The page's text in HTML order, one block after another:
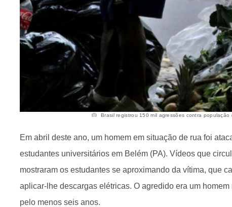
Brasil registrou 150 mil agressões contra
Em abril deste ano, um homem em situação de rua foi
estudantes universitários em Belém (PA). Vídeos que
mostraram os estudantes se aproximando da vítima, que
aplicar-lhe descargas elétricas. O agredido era um
pelo menos seis anos.